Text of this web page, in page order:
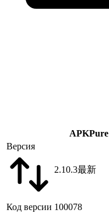
APKPure
Версия
2.10.3最新
Код версии 100078